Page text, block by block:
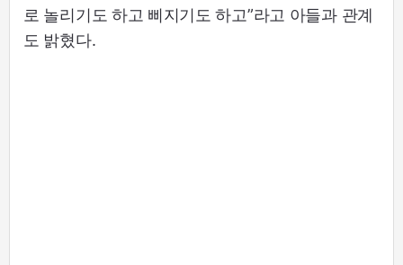
로 놀리기도 하고 삐지기도 하고”라고 아들과 관계
도 밝혔다.